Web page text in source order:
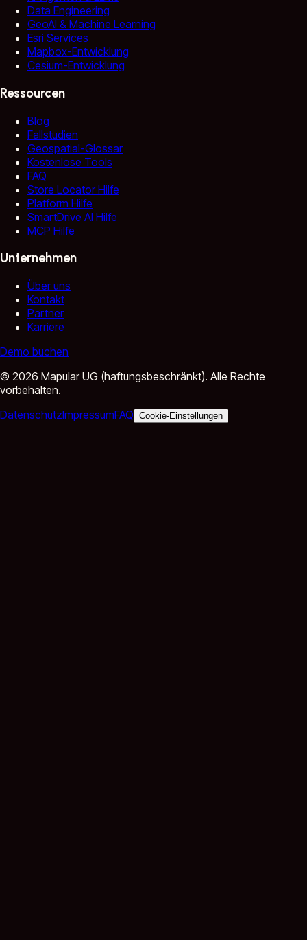
Data Engineering
GeoAI & Machine Learning
Esri Services
Mapbox-Entwicklung
Cesium-Entwicklung
Ressourcen
Blog
Fallstudien
Geospatial-Glossar
Kostenlose Tools
FAQ
Store Locator Hilfe
Platform Hilfe
SmartDrive AI Hilfe
MCP Hilfe
Unternehmen
Über uns
Kontakt
Partner
Karriere
Demo buchen
© 2026 Mapular UG (haftungsbeschränkt). Alle Rechte
vorbehalten.
DatenschutzImpressumFAQ Cookie-Einstellungen